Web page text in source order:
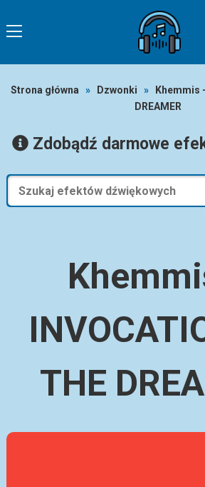
Strona główna » Dzwonki »
Khemmis
DREAMER
Zdobądź darmowe
THE